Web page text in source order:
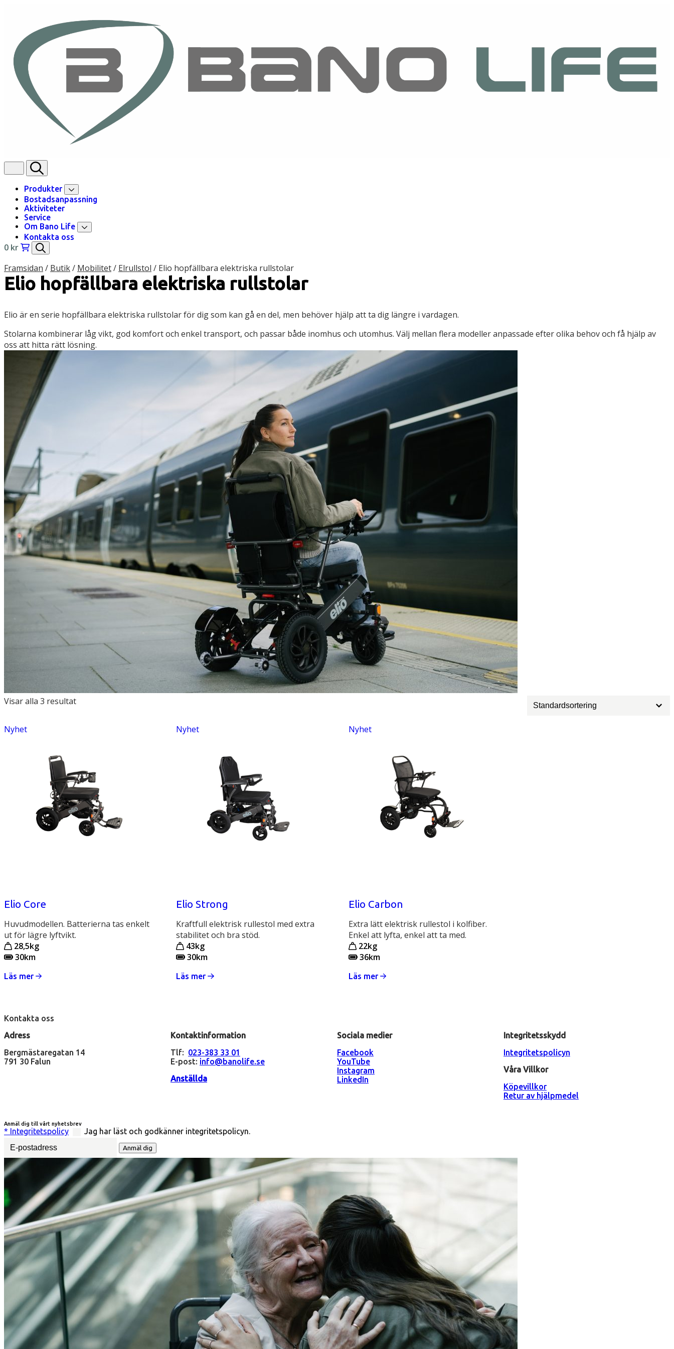
Produkter
Bostadsanpassning
Aktiviteter
Service
Om Bano Life
Kontakta oss
0 kr
Framsidan / Butik/ Mobilitet/ Elrullstol / Elio hopfällbara elektriska rullstolar
Elio hopfällbara elektriska rullstolar
Elio är en serie hopfällbara elektriska rullstolar för dig som kan gå en del, men behöver hjälp att ta dig längre i vardagen.
Stolarna kombinerar låg vikt, god komfort och enkel transport, och passar både inomhus och utomhus. Välj mellan flera modeller anpassade efter olika behov och få hjälp av
oss att hitta rätt lösning.
Artikler
filter
Visar alla 3 resultat
Nyhet
Elio Core
Huvudmodellen. Batterierna tas enkelt
ut för lägre lyftvikt.
28,5kg
30km
Läs mer
Nyhet
Elio Strong
Kraftfull elektrisk rullestol med extra
stabilitet och bra stöd.
43kg
30km
Läs mer
Nyhet
Elio Carbon
Extra lätt elektrisk rullestol i kolfiber.
Enkel att lyfta, enkel att ta med.
22kg
36km
Läs mer
Kontakta oss
Adress
Bergmästaregatan 14
791 30 Falun
Kontaktinformation
Tlf: 023-383 33 01
E-post: info@banolife.se
Anställda
Sociala medier
Facebook
YouTube
Instagram
LinkedIn
Integritetsskydd
Integritetspolicyn
Våra Villkor
Köpevillkor
Retur av hjälpmedel
Anmäl dig till vårt nyhetsbrev
* Integritetspolicy
Jag har läst och godkänner integritetspolicyn.
Vänligen ange din e-postadress för att ta emot nyhetsbrevet.
Anmäl dig